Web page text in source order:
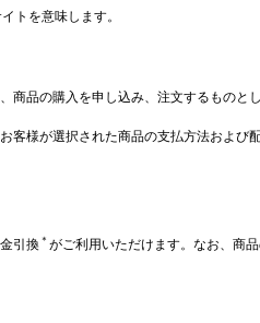
トを意味します。
商品の購入を申し込み、注文するものと
様が選択された商品の支払方法および
引換＊ がご利用いただけます。なお、商